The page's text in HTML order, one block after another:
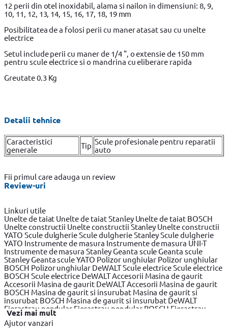
12 perii din otel inoxidabil, alama si nailon in dimensiuni: 8, 9,
10, 11, 12, 13, 14, 15, 16, 17, 18, 19 mm
Posibilitatea de a folosi perii cu maner atasat sau cu unelte
electrice
Setul include perii cu maner de 1/4 ", o extensie de 150 mm
pentru scule electrice si o mandrina cu eliberare rapida
Greutate 0.3 Kg
Detalii tehnice
Caracteristici
generale
Tip Scule profesionale pentru reparatii
auto
Fii primul care adauga un review
Review-uri
Linkuri utile
Unelte de taiat Unelte de taiat Stanley Unelte de taiat BOSCH
Unelte constructii Unelte constructii Stanley Unelte constructii
YATO Scule dulgherieScule dulgherie StanleyScule dulgherie
YATO Instrumente de masura Instrumente de masura UNI-T
Instrumente de masura StanleyGeanta sculeGeanta scule
StanleyGeanta scule YATO Polizor unghiular Polizor unghiular
BOSCH Polizor unghiular DeWALTScule electriceScule electrice
BOSCH Scule electrice DeWALTAccesorii Masina de gaurit
Accesorii Masina de gaurit DeWALTAccesorii Masina de gaurit
BOSCH Masina de gaurit si insurubat Masina de gaurit si
insurubat BOSCH Masina de gaurit si insurubat DeWALT
Fierastrau pendular Fierastrau pendular BOSCH Fierastrau
pendular DeWALT
DeWALTFierastrau circular BOSCH
Vezi mai mult
Ajutor vanzari